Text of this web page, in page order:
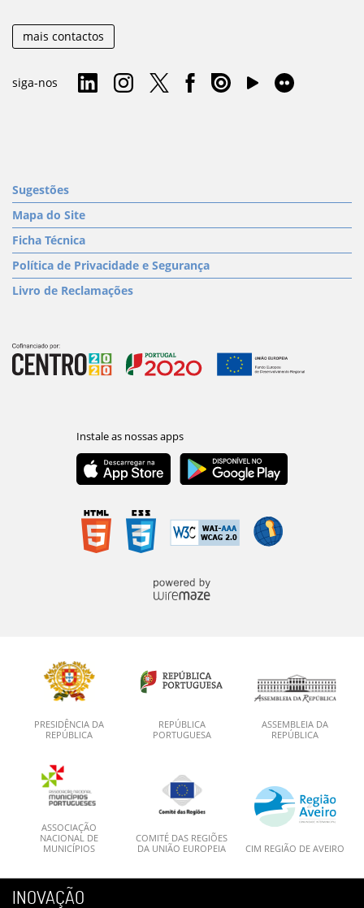
mais contactos
siga-nos
Sugestões
Mapa do Site
Ficha Técnica
Política de Privacidade e Segurança
Livro de Reclamações
PRESIDÊNCIA DA
REPÚBLICA
REPÚBLICA
PORTUGUESA
ASSEMBLEIA DA
REPÚBLICA
ASSOCIAÇÃO
NACIONAL DE
MUNICÍPIOS
COMITÉ DAS REGIÕES
DA UNIÃO EUROPEIA
CIM REGIÃO DE AVEIRO
INOVAÇÃO